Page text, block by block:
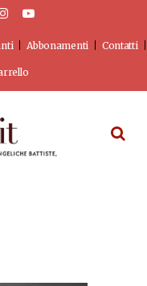
Abbonamenti Contatti